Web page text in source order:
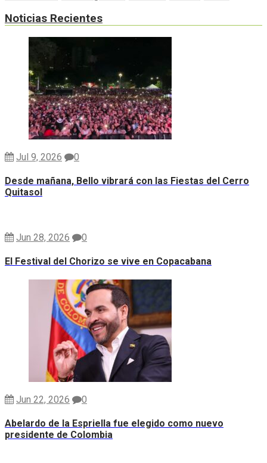
Noticias Recientes
Jul 9, 2026 0
Desde mañana, Bello vibrará con las Fiestas del Cerro
Quitasol
Jun 28, 2026 0
El Festival del Chorizo se vive en Copacabana
Jun 22, 2026 0
Abelardo de la Espriella fue elegido como nuevo
presidente de Colombia